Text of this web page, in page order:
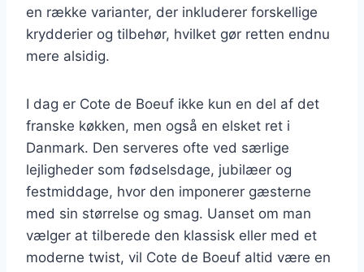
en række varianter, der inkluderer forskellige
krydderier og tilbehør, hvilket gør retten endnu
mere alsidig.
I dag er Cote de Boeuf ikke kun en del af det
franske køkken, men også en elsket ret i
Danmark. Den serveres ofte ved særlige
lejligheder som fødselsdage, jubilæer og
festmiddage, hvor den imponerer gæsterne
med sin størrelse og smag. Uanset om man
vælger at tilberede den klassisk eller med et
moderne twist, vil Cote de Boeuf altid være en